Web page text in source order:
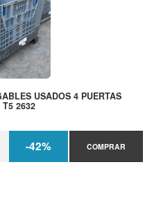
USADOS 4 PUERTAS
T5 2632
-42% COMPRAR